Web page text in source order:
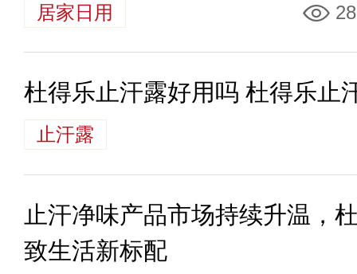
居家日用
杜得乐止汗露好用吗 杜得乐止
止汗露
止汗净味产品市场持续升温，
致生活新标配